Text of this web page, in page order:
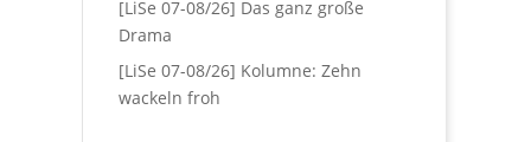
[LiSe 07-08/26] Das ganz große
Drama
[LiSe 07-08/26] Kolumne: Zehn
wackeln froh